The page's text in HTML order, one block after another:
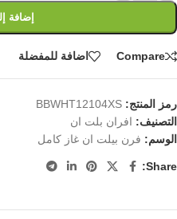
إضافة
Compare اضافة للمفضلة
رمز المنتج: BBWHT12104XS
التصنيف: افران بلت ان
الوسم: فرن بيلت ان غاز كامل
Share: